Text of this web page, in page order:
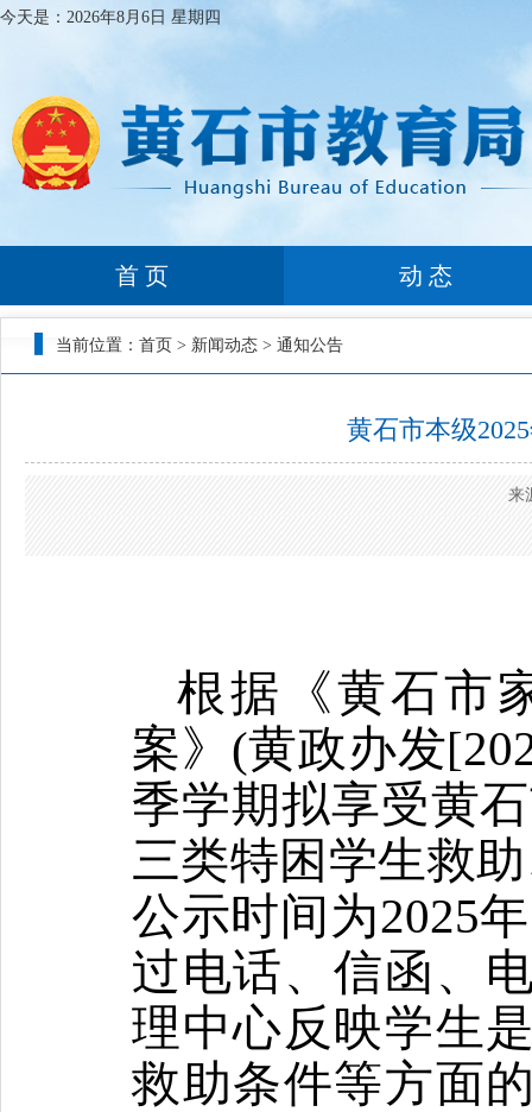
今天是： 2026年8月6日 星期四
首 页 动 态
当前位置： 首页 > 新闻动态 > 通知公告
黄石市本级
来
根据《黄石市
案》 (黄政办发
季学期拟享受黄
三类特困学生救助
公示时间为2025
过电话、信函、
理中心反映学生
救助条件等方面